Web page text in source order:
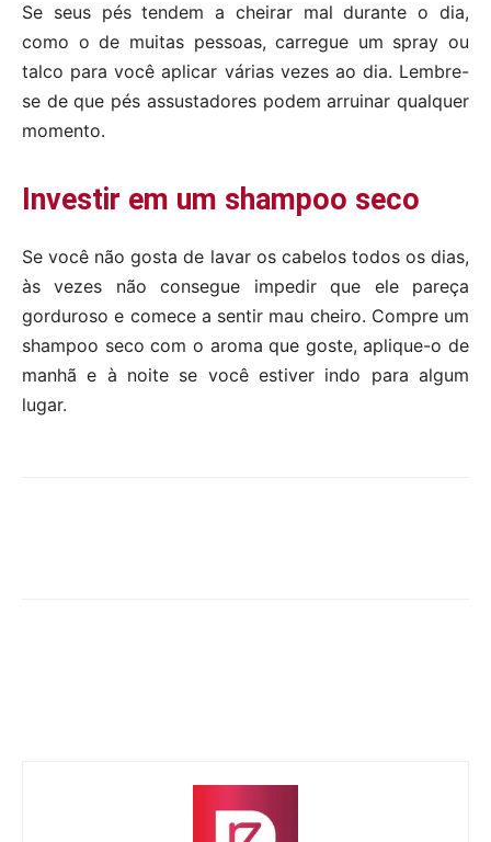
Se seus pés tendem a cheirar mal durante o dia,
como o de muitas pessoas, carregue um spray ou
talco para você aplicar várias vezes ao dia. Lembre-
se de que pés assustadores podem arruinar qualquer
momento.
Investir em um shampoo seco
Se você não gosta de lavar os cabelos todos os dias,
às vezes não consegue impedir que ele pareça
gorduroso e comece a sentir mau cheiro. Compre um
shampoo seco com o aroma que goste, aplique-o de
manhã e à noite se você estiver indo para algum
lugar.